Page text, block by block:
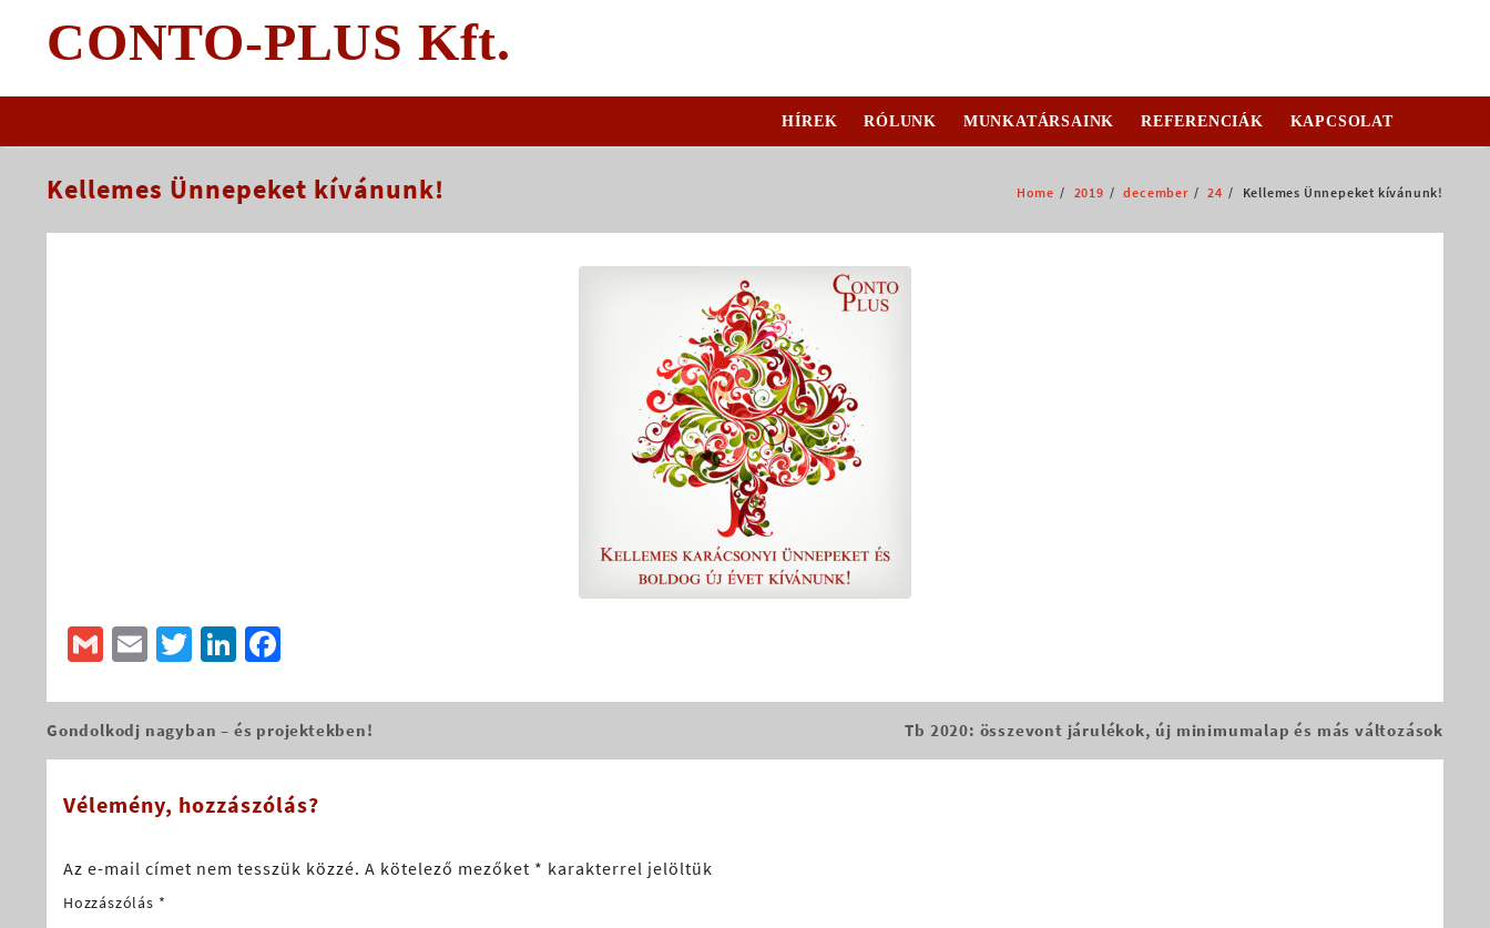
contentCONTO-PLUS Kft.
HÍREK RÓLUNK MUNKATÁRSAINK REFERENCIÁK KAPCSOLAT
Kellemes Ünnepeket kívánunk! Home 2019 december 24 Kellemes Ünnepeket kívánunk!
GmailEmailTwitterLinkedIn
Bejegyzés
Gondolkodj nagyban – és projektekben! Tb 2020: összevont járulékok, új minimumalap és más változások
Vélemény, hozzászólás?
Az e-mail címet nem tesszük közzé. A kötelező mezőket * karakterrel jelöltük
Hozzászólás *